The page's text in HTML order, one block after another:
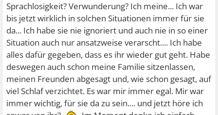
Sprachlosigkeit? Verwunderung? Ich meine... Ich war
bis jetzt wirklich in solchen Situationen immer für sie
da... Ich habe sie nie ignoriert und auch nie in so einer
Situation auch nur ansatzweise verarscht.... Ich habe
alles dafür gegeben, dass es ihr wieder gut geht. Habe
deswegen auch schon meine Familie sitzenlassen,
meinen Freunden abgesagt und, wie schon gesagt, auf
viel Schlaf verzichtet. Es war mir immer egal. Mir war
immer wichtig, für sie da zu sein.... und jetzt höre ich